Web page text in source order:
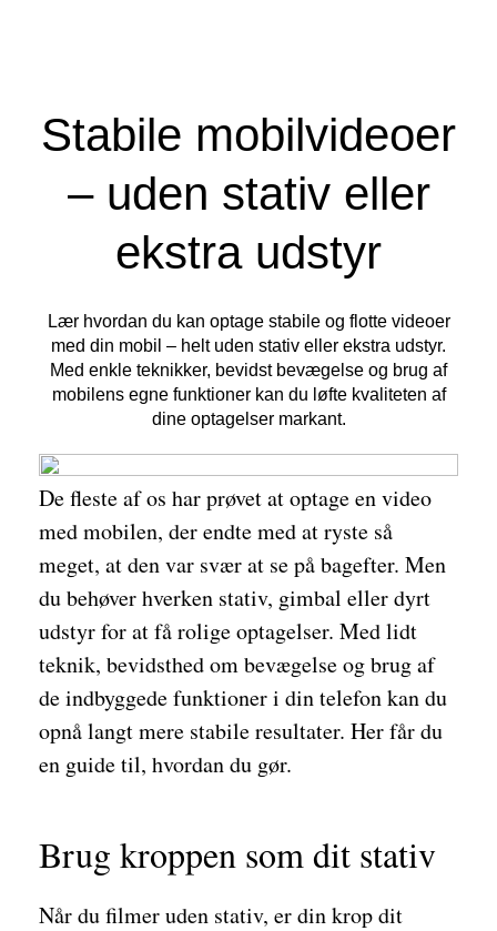
Stabile mobilvideoer
– uden stativ eller
ekstra udstyr
Lær hvordan du kan optage stabile og flotte videoer
med din mobil – helt uden stativ eller ekstra udstyr.
Med enkle teknikker, bevidst bevægelse og brug af
mobilens egne funktioner kan du løfte kvaliteten af
dine optagelser markant.
De fleste af os har prøvet at optage en video
med mobilen, der endte med at ryste så
meget, at den var svær at se på bagefter. Men
du behøver hverken stativ, gimbal eller dyrt
udstyr for at få rolige optagelser. Med lidt
teknik, bevidsthed om bevægelse og brug af
de indbyggede funktioner i din telefon kan du
opnå langt mere stabile resultater. Her får du
en guide til, hvordan du gør.
Brug kroppen som dit stativ
Når du filmer uden stativ, er din krop dit